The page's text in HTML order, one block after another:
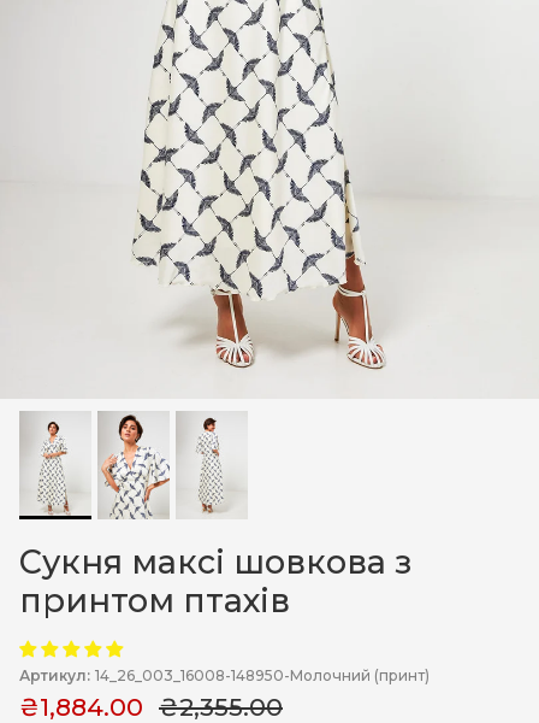
Сукня максі шовкова з
принтом птахів
Артикул: 14_26_003_16008-148950-Молочний (принт)
₴1,884.00 ₴2,355.00